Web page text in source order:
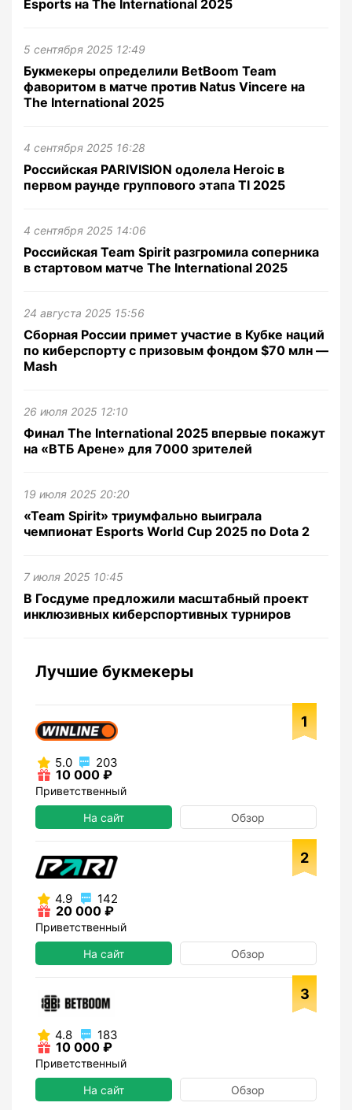
Esports на The International 2025
5 сентября 2025 12:49
Букмекеры определили BetBoom Team
фаворитом в матче против Natus Vincere на
The International 2025
4 сентября 2025 16:28
Российская PARIVISION одолела Heroic в
первом раунде группового этапа TI 2025
4 сентября 2025 14:06
Российская Team Spirit разгромила соперника
в стартовом матче The International 2025
24 августа 2025 15:56
Сборная России примет участие в Кубке наций
по киберспорту с призовым фондом $70 млн —
Mash
26 июля 2025 12:10
Финал The International 2025 впервые покажут
на «ВТБ Арене» для 7000 зрителей
19 июля 2025 20:20
«Team Spirit» триумфально выиграла
чемпионат Esports World Cup 2025 по Dota 2
7 июля 2025 10:45
В Госдуме предложили масштабный проект
инклюзивных киберспортивных турниров
Лучшие букмекеры
1
5.0 203
10 000 ₽
Приветственный
На сайт
Обзор
2
4.9 142
20 000 ₽
Приветственный
На сайт
Обзор
3
4.8 183
10 000 ₽
Приветственный
На сайт
Обзор